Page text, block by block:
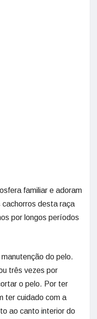
familiar e adoram
cachorros desta raça
por longos períodos
do pelo.
três vezes por
o pelo. Por ter
ter cuidado com a
ao canto interior do